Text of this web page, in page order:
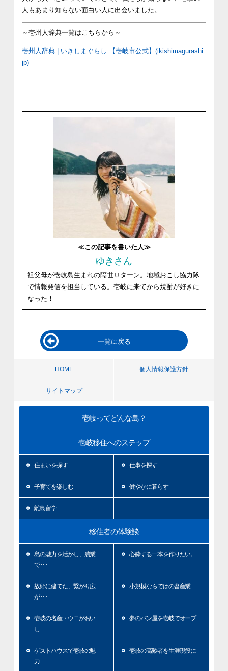
人もあまり知らない面白い人に出会いました。
～壱州人辞典一覧はこちらから～
壱州人辞典 いきしまぐらし 【壱岐市公式】 (ikishimagurashi.
jp)
≪この記事を書いた人≫
ゆきさん
祖父母が壱岐島生まれの隔世Ｕターン。地域おこし協力隊
で情報発信を担当している。壱岐に来てから焼酎が好きに
なった！
一覧に戻る
HOME 個人情報保護方針
サイトマップ
壱岐ってどんな島？
壱岐移住へのステップ
住まいを探す 仕事を探す
子育てを楽しむ 健やかに暮らす
離島留学
移住者の体験談
島の魅力を活かし、農業
で･･･
心酔する一本を作りたい。
故郷に建てた、繋がり広
が･･･
小規模ならではの畜産業
壱岐の名産・ウニがおい
し･･･
夢のパン屋を壱岐でオープ･･･
ゲストハウスで壱岐の魅
力･･･
壱岐の高齢者を生涯現役に